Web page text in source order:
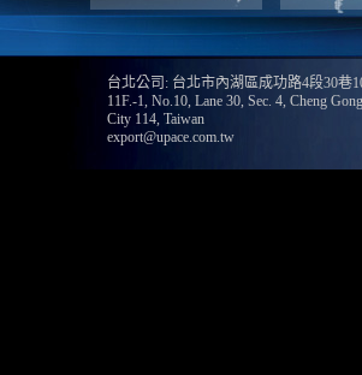
台北公司: 台北市內湖區成功路4段30巷
11F.-1, No.10, Lane 30, Sec. 4, Cheng
City 114, Taiwan
export@upace.com.tw